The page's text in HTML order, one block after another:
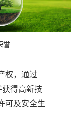
誉
权，通过
获得高新技
可及安全生